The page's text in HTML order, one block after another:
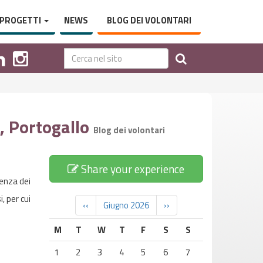
PROGETTI NEWS BLOG DEI VOLONTARI
Portogallo Blog dei volontari
dei
per cui
Share your experience
‹‹ Giugno 2026
››
M
T W T F S
S
1
2 3 4 5 6
7